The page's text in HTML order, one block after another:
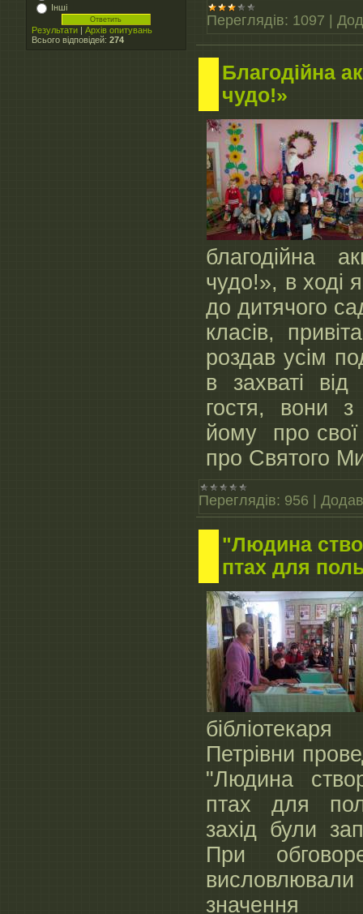
Інші
Результати |Архів опитувань
Всього відповідей:274
Переглядів: 1097 |
Благодійна
чудо!»
благодійна
чудо!», в ході
до дитячого
класів,
роздав усім
в захваті від
гостя, вони з
йому про свої
про Святого
Переглядів: 956 |
"Людина
птах для
Петрівни
"Людина
птах для
захід були
При
значення